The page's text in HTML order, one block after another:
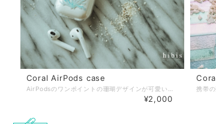
Coral AirPods case
¥2,000